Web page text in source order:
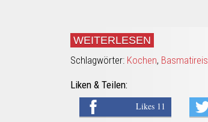
WEITERLESEN
Schlagwörter: Kochen, Basmatireis
Liken & Teilen:
Likes 11